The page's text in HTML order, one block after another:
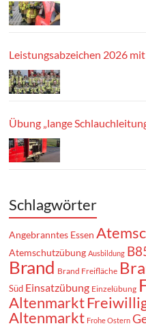
Leistungsabzeichen 2026
Übung „lange
Schlagwörter
Angebranntes Essen
Atemschutzübung Ausbildung
Brand Brand Freifläche
Süd Einsatzübung Einzelübung
Altenmarkt
Altenmarkt Frohe Ostern